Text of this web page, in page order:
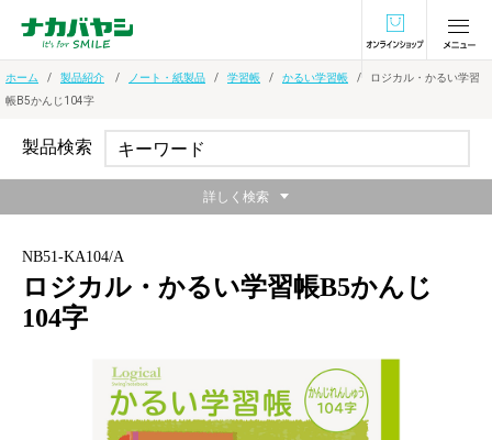
オンラインショ
ホーム 製品紹介 ノート・紙製品 学習帳 かるい学習帳
ロジカル・かるい学習
帳B5かんじ104字
NB51-KA104/A
ロジカル・かるい学習帳B5かんじ
104字
製品検索
詳しく検索